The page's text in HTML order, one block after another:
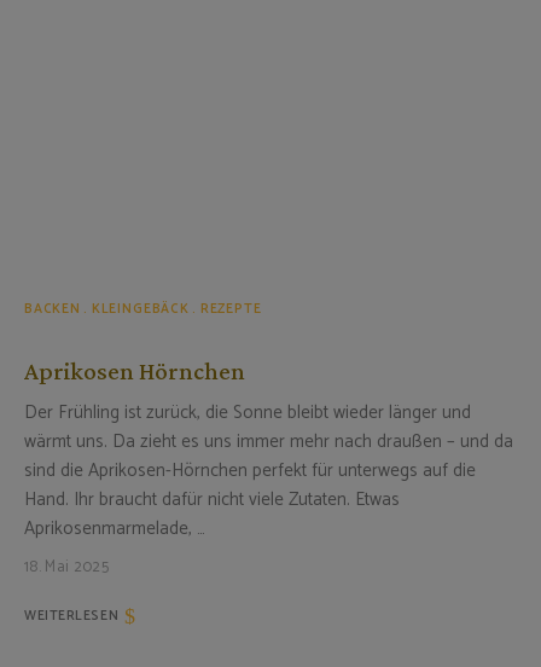
BACKEN KLEINGEBÄCK REZEPTE
Aprikosen Hörnchen
Der Frühling ist zurück, die Sonne bleibt wieder länger und
wärmt uns. Da zieht es uns immer mehr nach draußen – und da
sind die Aprikosen-Hörnchen perfekt für unterwegs auf die
Hand. Ihr braucht dafür nicht viele Zutaten. Etwas
Aprikosenmarmelade, …
18. Mai 2025
WEITERLESEN